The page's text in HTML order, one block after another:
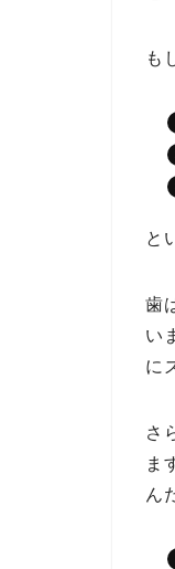
も
と
歯
い
に
さ
ま
ん